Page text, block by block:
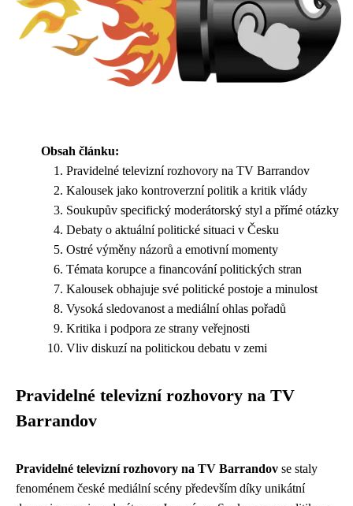
Obsah článku:
Pravidelné televizní rozhovory na TV Barrandov
Kalousek jako kontroverzní politik a kritik vlády
Soukupův specifický moderátorský styl a přímé otázky
Debaty o aktuální politické situaci v Česku
Ostré výměny názorů a emotivní momenty
Témata korupce a financování politických stran
Kalousek obhajuje své politické postoje a minulost
Vysoká sledovanost a mediální ohlas pořadů
Kritika i podpora ze strany veřejnosti
Vliv diskuzí na politickou debatu v zemi
Pravidelné televizní rozhovory na TV
Barrandov
Pravidelné televizní rozhovory na TV Barrandov se staly
fenoménem české mediální scény především díky unikátní